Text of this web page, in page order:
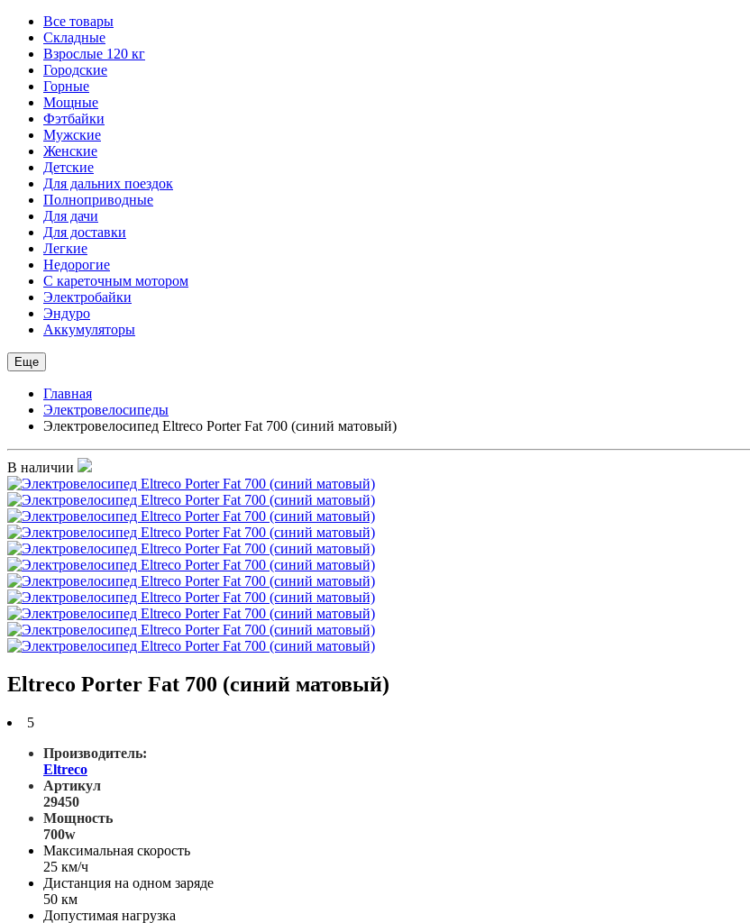
Все товары
Складные
Взрослые 120 кг
Городские
Горные
Мощные
Фэтбайки
Мужские
Женские
Детские
Для дальних поездок
Полноприводные
Для дачи
Для доставки
Легкие
Недорогие
С кареточным мотором
Электробайки
Эндуро
Аккумуляторы
Еще
Главная
Электровелосипеды
Электровелосипед Eltreco Porter Fat 700 (синий матовый)
В наличии
Eltreco Porter Fat 700 (синий матовый)
5
Производитель:
Eltreco
Артикул
29450
Мощность
700w
Максимальная скорость
25 км/ч
Дистанция на одном заряде
50 км
Допустимая нагрузка